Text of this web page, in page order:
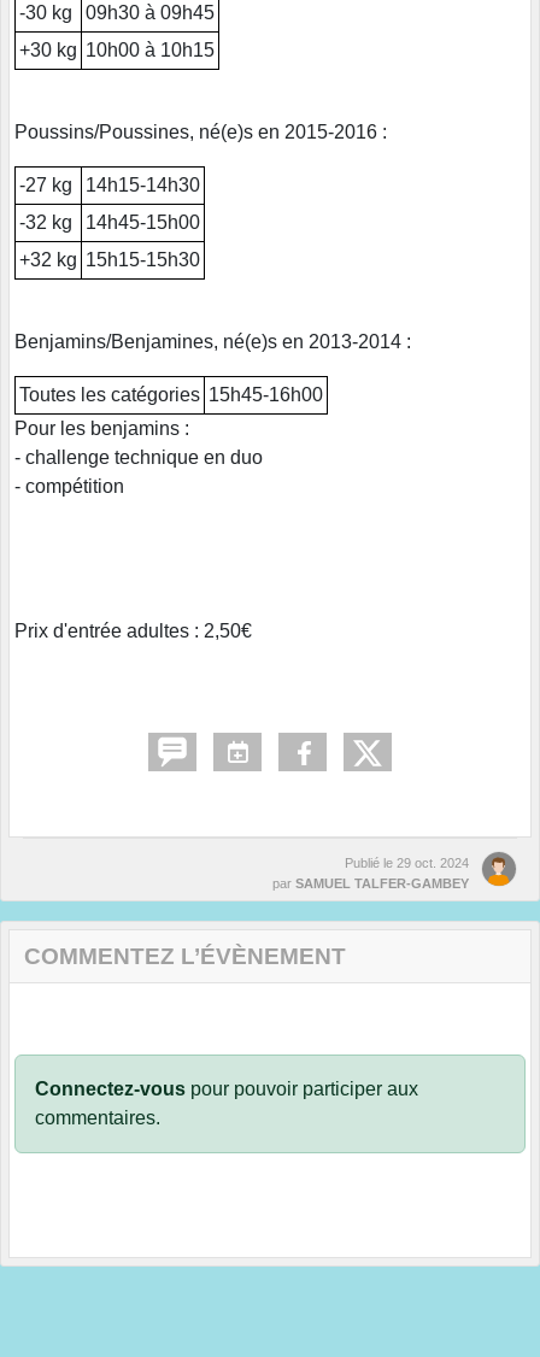
-30 kg
09h30 à 09h45
+30 kg 10h00 à 10h15
Poussins/Poussines, né(e)s en 2015-2016 :
-27 kg
14h15-14h30
-32 kg
14h45-15h00
+32 kg 15h15-15h30
Benjamins/Benjamines, né(e)s en 2013-2014 :
Toutes les catégories 15h45-16h00
Pour les benjamins :
- challenge technique en duo
- compétition
Prix d'entrée adultes : 2,50€
Publié le 29 oct. 2024
par SAMUEL TALFER-GAMBEY
COMMENTEZ L’ÉVÈNEMENT
Connectez-vous pour pouvoir participer aux
commentaires.